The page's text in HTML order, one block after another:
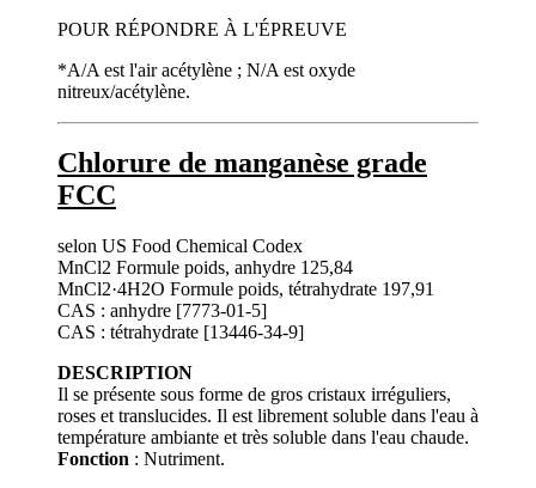
POUR RÉPONDRE À L'ÉPREUVE
*A/A est l'air acétylène ; N/A est oxyde
nitreux/acétylène.
Chlorure de manganèse grade
FCC
selon US Food Chemical Codex
MnCl2 Formule poids, anhydre 125,84
MnCl2·4H2O Formule poids, tétrahydrate 197,91
CAS : anhydre [7773-01-5]
CAS : tétrahydrate [13446-34-9]
DESCRIPTION
Il se présente sous forme de gros cristaux irréguliers,
roses et translucides. Il est librement soluble dans l'eau à
température ambiante et très soluble dans l'eau chaude.
Fonction : Nutriment.